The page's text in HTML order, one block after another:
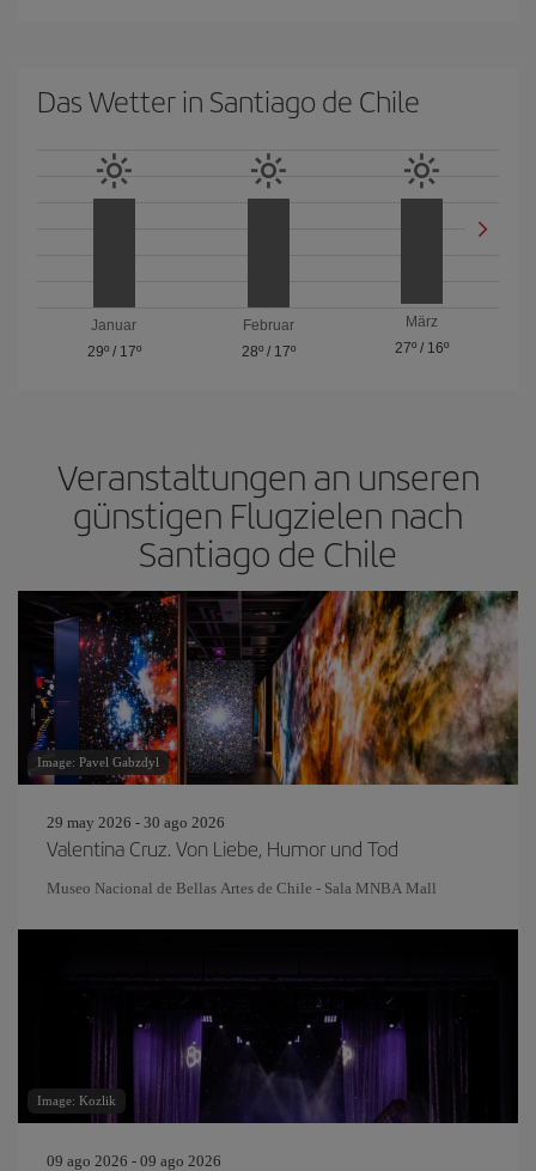
Das Wetter in Santiago de Chile
Januar
29º/ 17º
Februar
28º/ 17º
März
27º / 16º
Veranstaltungen an unseren
günstigen Flugzielen nach
Santiago de Chile
Image: Pavel Gabzdyl
29 may 2026 - 30 ago 2026
Valentina Cruz. Von Liebe, Humor und Tod
Museo Nacional de Bellas Artes de Chile - Sala MNBA Mall
Image: Kozlik
09 ago 2026 - 09 ago 2026